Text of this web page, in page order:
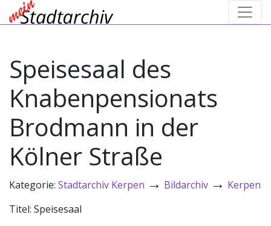
Speisesaal des
Knabenpensionats
Brodmann in der
Kölner Straße
Kategorie: Stadtarchiv Kerpen → Bildarchiv → Kerpen
Titel: Speisesaal